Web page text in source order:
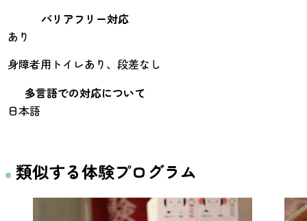
バリアフリー対応
あり
身障者用トイレあり、段差なし
多言語での対応について
日本語
類似する体験プログラム